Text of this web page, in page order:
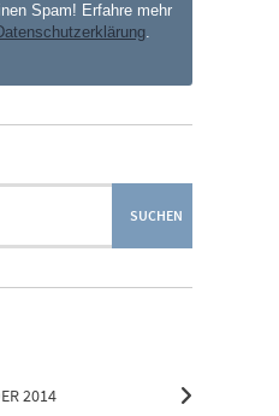
Spam! Erfahre mehr
.
SUCHEN
2014